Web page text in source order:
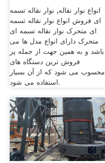
انواع نوار نقاله, نوار نقاله تسمه
ای فروش انواع نوار نقاله تسمه
ای متحرک نوار نقاله تسمه ای
متحرک دارای انواع مدل ها می
باشد و به همین جهت از جمله پر
فروش ترین دستگاه های
محسوب می شود که از آن بسیار
استفاده می شود.